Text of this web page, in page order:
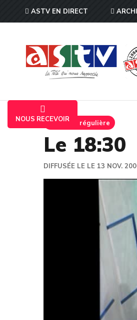
ASTV EN DIRECT
NOUS RECEVOIREmission régulière
Le 18:30
DIFFUSÉE LE LE 13 NOV.